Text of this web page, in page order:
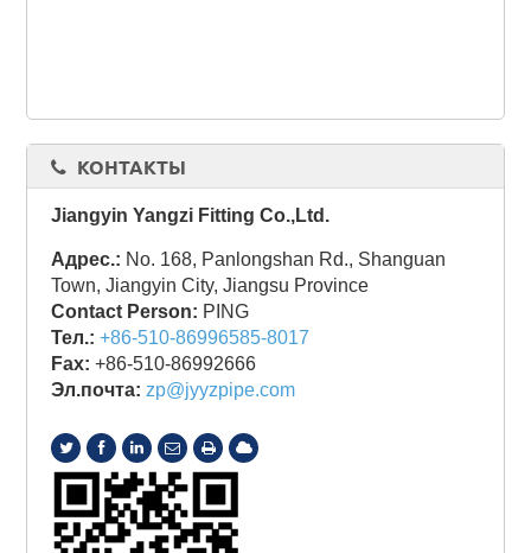
КОНТАКТЫ
Jiangyin Yangzi Fitting Co.,Ltd.
Адрес.: No. 168, Panlongshan Rd., Shanguan
Town, Jiangyin City, Jiangsu Province
Contact Person: PING
Тел.: +86-510-86996585-8017
Fax: +86-510-86992666
Эл.почта: zp@jyyzpipe.com